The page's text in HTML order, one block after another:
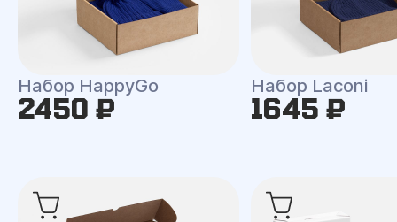
Набор HappyGo
2450 ₽
Набор Laconi
1645 ₽